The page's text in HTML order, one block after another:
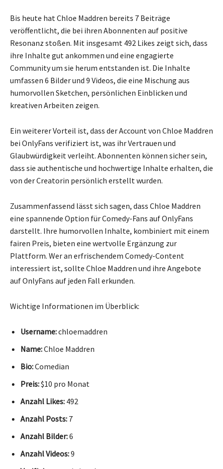
Bis heute hat Chloe Maddren bereits 7 Beiträge
veröffentlicht, die bei ihren Abonnenten auf positive
Resonanz stoßen. Mit insgesamt 492 Likes zeigt sich, dass
ihre Inhalte gut ankommen und eine engagierte
Community um sie herum entstanden ist. Die Inhalte
umfassen 6 Bilder und 9 Videos, die eine Mischung aus
humorvollen Sketchen, persönlichen Einblicken und
kreativen Arbeiten zeigen.
Ein weiterer Vorteil ist, dass der Account von Chloe Maddren
bei OnlyFans verifiziert ist, was ihr Vertrauen und
Glaubwürdigkeit verleiht. Abonnenten können sicher sein,
dass sie authentische und hochwertige Inhalte erhalten, die
von der Creatorin persönlich erstellt wurden.
Zusammenfassend lässt sich sagen, dass Chloe Maddren
eine spannende Option für Comedy-Fans auf OnlyFans
darstellt. Ihre humorvollen Inhalte, kombiniert mit einem
fairen Preis, bieten eine wertvolle Ergänzung zur
Plattform. Wer an erfrischendem Comedy-Content
interessiert ist, sollte Chloe Maddren und ihre Angebote
auf OnlyFans auf jeden Fall erkunden.
Wichtige Informationen im Überblick:
Username:chloemaddren
Name:Chloe Maddren
Bio:Comedian
Preis:$10 pro Monat
Anzahl Likes: 492
Anzahl Posts: 7
Anzahl Bilder:6
Anzahl Videos:9